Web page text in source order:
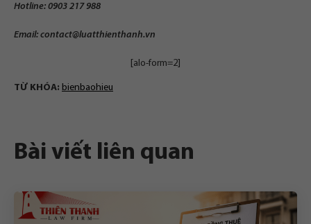
Hotline: 0903 217 988
Email: contact@luatthienthanh.vn
[alo-form=2]
TỪ KHÓA: bienbaohieu
Bài viết liên quan